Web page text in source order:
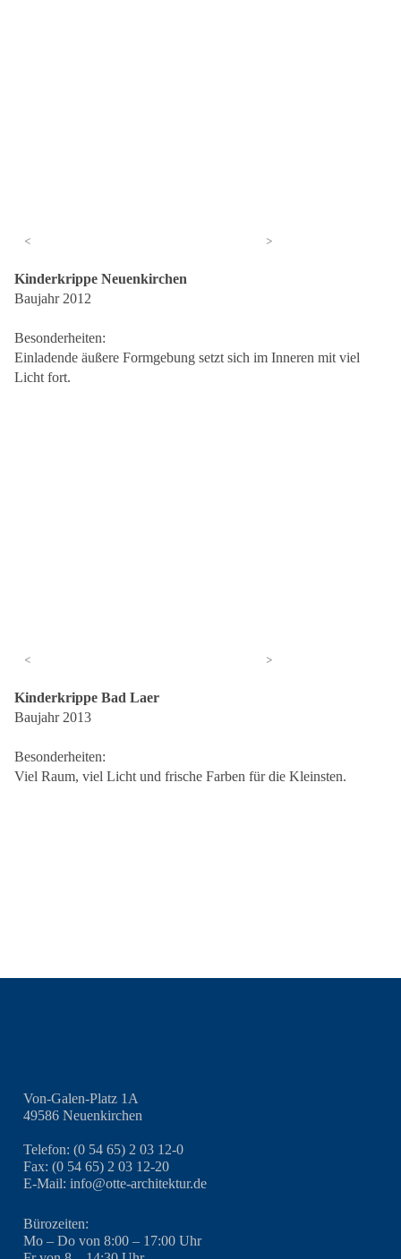
< >
Kinderkrippe Neuenkirchen
Baujahr 2012
Besonderheiten:
Einladende äußere Formgebung setzt sich im Inneren mit viel
Licht fort.
< >
Kinderkrippe Bad Laer
Baujahr 2013
Besonderheiten:
Viel Raum, viel Licht und frische Farben für die Kleinsten.
Von-Galen-Platz 1A
49586 Neuenkirchen
Telefon: (0 54 65) 2 03 12-0
Fax: (0 54 65) 2 03 12-20
E-Mail: info@otte-architektur.de
Bürozeiten:
Mo – Do von 8:00 – 17:00 Uhr